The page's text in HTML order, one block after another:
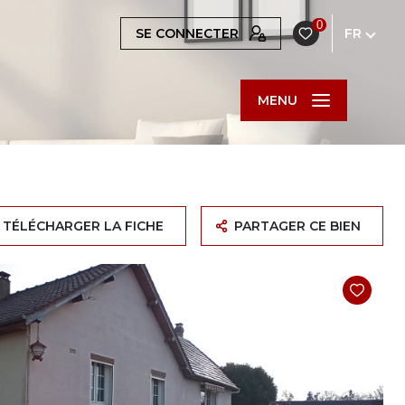
SE CONNECTER
0
FR
MENU
TÉLÉCHARGER LA FICHE PARTAGER CE BIEN